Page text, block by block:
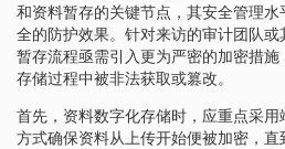
和资料暂存的关键节点，其安全管理
全的防护效果。针对来访的审计团队
暂存流程亟需引入更为严密的加密措
存储过程中被非法获取或篡改。
首先，资料数字化存储时，应重点采
方式确保资料从上传开始便被加密，